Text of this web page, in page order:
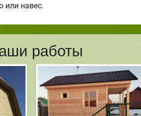
или навес.
работы